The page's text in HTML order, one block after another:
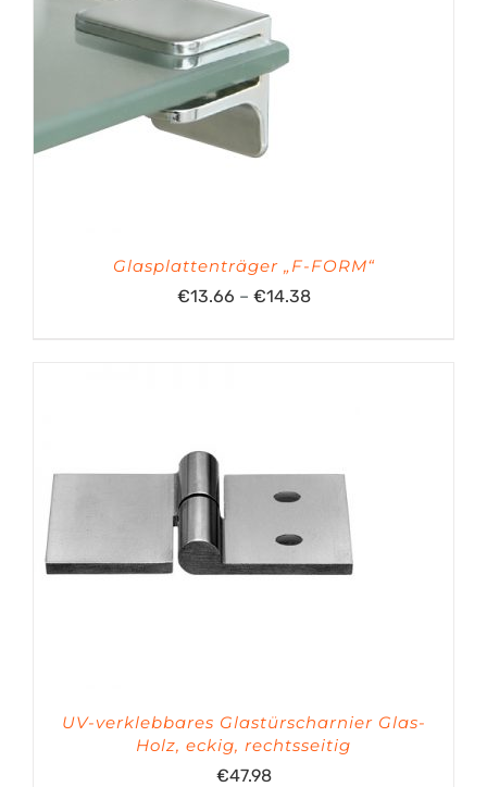
Glasplattenträger „F-FORM“
€13.66 – €14.38Preisspanne:
UV-verklebbares Glastürscharnier Glas-
Holz, eckig, rechtsseitig
€47.98